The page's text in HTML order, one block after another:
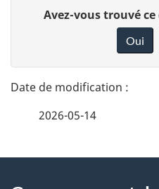
t
a
l
n
o
Avez-vous trouvé
Oui
2026-05-14